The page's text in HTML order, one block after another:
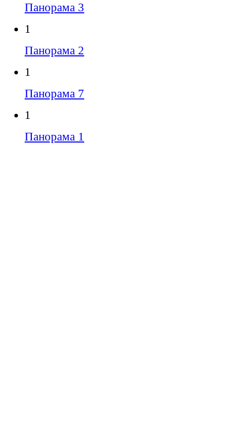
Панорама 3
1
Панорама 2
1
Панорама 7
1
Панорама 1